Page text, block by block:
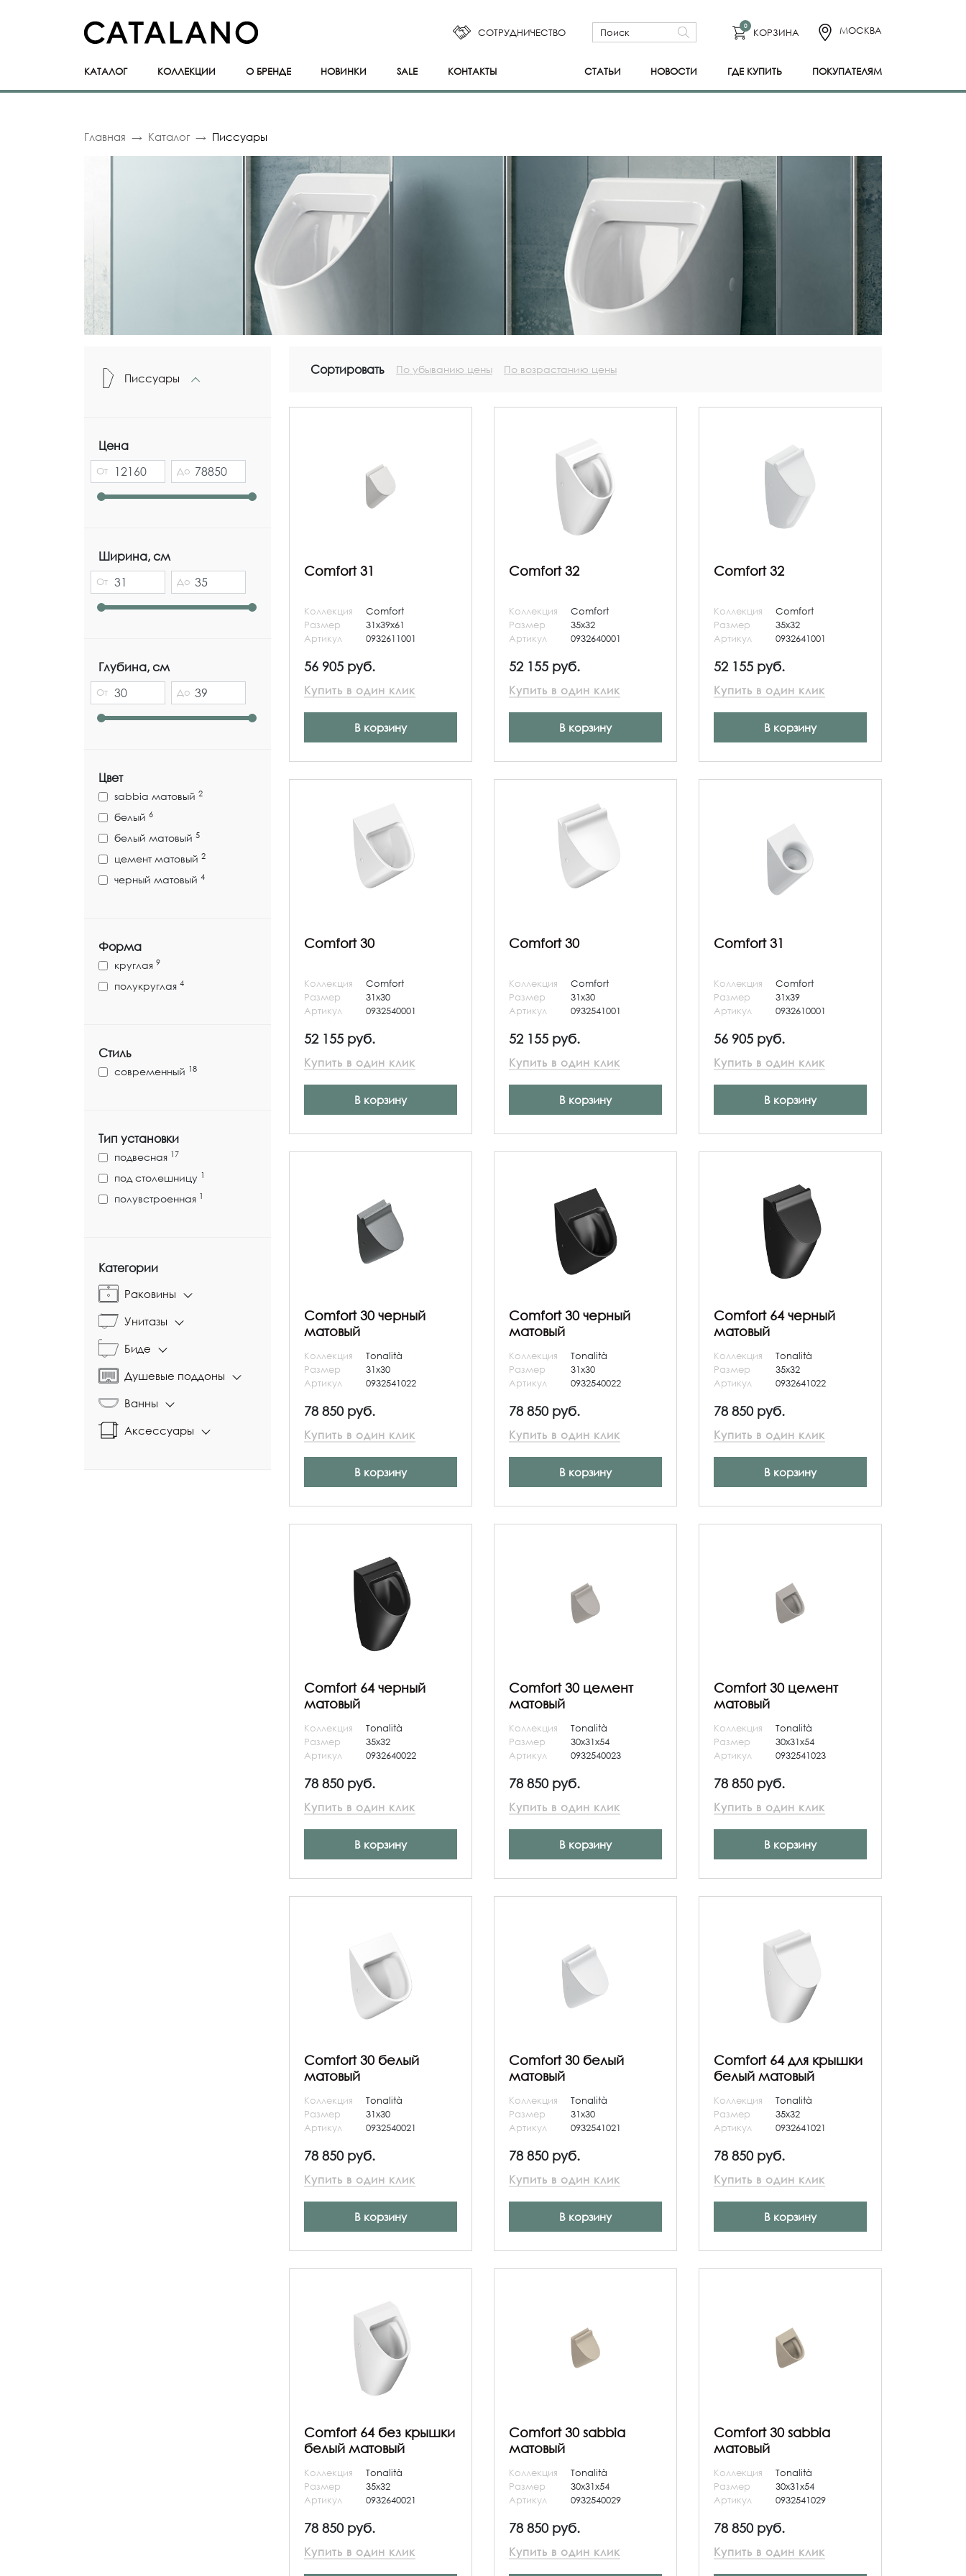
СОТРУДНИЧЕСТВО
0
КОРЗИНА МОСКВА
КАТАЛОГ КОЛЛЕКЦИИ О БРЕНДЕ НОВИНКИ SALE КОНТАКТЫ СТАТЬИ НОВОСТИ ГДЕ КУПИТЬ ПОКУПАТЕЛЯМ
Главная Каталог Писсуары
Писсуары
Цена
От До
Ширина, см
От До
Глубина, см
От До
Цвет
sabbia матовый 2
белый 6
белый матовый 5
цемент матовый 2
черный матовый 4
Форма
круглая 9
полукруглая 4
Стиль
современный 18
Тип установки
подвесная 17
под столешницу 1
полувстроенная 1
Категории
Раковины
Унитазы
Биде
Душевые поддоны
Ванны
Аксессуары
Сортировать По убыванию цены По возрастанию цены
Comfort 31
Коллекция
Comfort
Размер
31x39x61
Артикул
0932611001
56 905 руб.
Купить в один клик
В корзину
Comfort 32
Коллекция
Comfort
Размер
35x32
Артикул
0932640001
52 155 руб.
Купить в один клик
В корзину
Comfort 32
Коллекция
Comfort
Размер
35x32
Артикул
0932641001
52 155 руб.
Купить в один клик
В корзину
Comfort 30
Коллекция
Comfort
Размер
31x30
Артикул
0932540001
52 155 руб.
Купить в один клик
В корзину
Comfort 30
Коллекция
Comfort
Размер
31x30
Артикул
0932541001
52 155 руб.
Купить в один клик
В корзину
Comfort 31
Коллекция
Comfort
Размер
31x39
Артикул
0932610001
56 905 руб.
Купить в один клик
В корзину
Comfort 30 черный
матовый
Коллекция
Tonalità
Размер
31x30
Артикул
0932541022
78 850 руб.
Купить в один клик
В корзину
Comfort 30 черный
матовый
Коллекция
Tonalità
Размер
31x30
Артикул
0932540022
78 850 руб.
Купить в один клик
В корзину
Comfort 64 черный
матовый
Коллекция
Tonalità
Размер
35x32
Артикул
0932641022
78 850 руб.
Купить в один клик
В корзину
Comfort 64 черный
матовый
Коллекция
Tonalità
Размер
35x32
Артикул
0932640022
78 850 руб.
Купить в один клик
В корзину
Comfort 30 цемент
матовый
Коллекция
Tonalità
Размер
30x31x54
Артикул
0932540023
78 850 руб.
Купить в один клик
В корзину
Comfort 30 цемент
матовый
Коллекция
Tonalità
Размер
30x31x54
Артикул
0932541023
78 850 руб.
Купить в один клик
В корзину
Comfort 30 белый
матовый
Коллекция
Tonalità
Размер
31x30
Артикул
0932540021
78 850 руб.
Купить в один клик
В корзину
Comfort 30 белый
матовый
Коллекция
Tonalità
Размер
31x30
Артикул
0932541021
78 850 руб.
Купить в один клик
В корзину
Comfort 64 для крышки
белый матовый
Коллекция
Tonalità
Размер
35x32
Артикул
0932641021
78 850 руб.
Купить в один клик
В корзину
Comfort 64 без крышки
белый матовый
Коллекция
Tonalità
Размер
35x32
Артикул
0932640021
78 850 руб.
Купить в один клик
Comfort 30 sabbia
матовый
Коллекция
Tonalità
Размер
30x31x54
Артикул
0932540029
78 850 руб.
Купить в один клик
Comfort 30 sabbia
матовый
Коллекция
Tonalità
Размер
30x31x54
Артикул
0932541029
78 850 руб.
Купить в один клик